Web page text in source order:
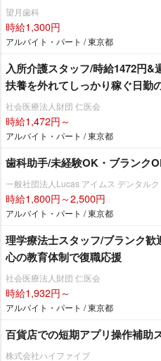
望月歯科
時給1,300円
アルバイト・パート / 東京都
入所介護スタッフ/時給1472円
扶養を外れてしっかり稼ぐ日勤
社会医療法人財団 仁医会
時給1,472円～
アルバイト・パート / 東京都
歯科助手/未経験OK・ブランク
一般社団法人Lucas アイムス デンタルク
時給1,800円～2,500円
アルバイト・パート / 東京都
理学療法士スタッフ/ブランク
心の教育体制で復職応援
社会医療法人財団 仁医会
時給1,932円～
アルバイト・パート / 東京都
百貨店での短期アプリ操作補助
株式会社ハイファイブ